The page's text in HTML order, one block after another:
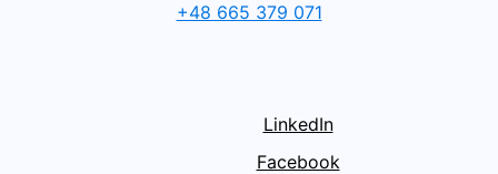
+48 665 379 071
LinkedIn
Facebook